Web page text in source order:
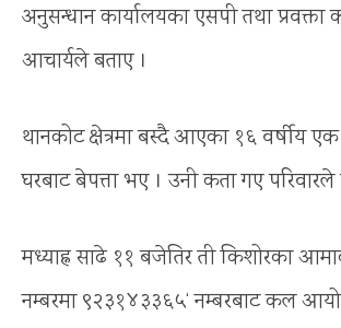
अनुसन्धान कार्यालयका एसपी तथा प्रवक्ता
आचार्यले बताए ।
थानकोट क्षेत्रमा बस्दै आएका १६ वर्षीय
घरबाट बेपत्ता भए । उनी कता गए परिवारले
मध्याह्न साढे ११ बजेतिर ती किशोरका
नम्बरमा ९२३१४३३६५‘ नम्बरबाट कल आयो